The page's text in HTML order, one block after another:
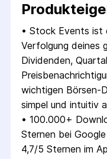
• Stock Events ist
Verfolgung deines
Dividenden,
wichtigen Börsen-
simpel und intuitiv
• 100.000+
Sternen bei
4,7/5 Sternen im